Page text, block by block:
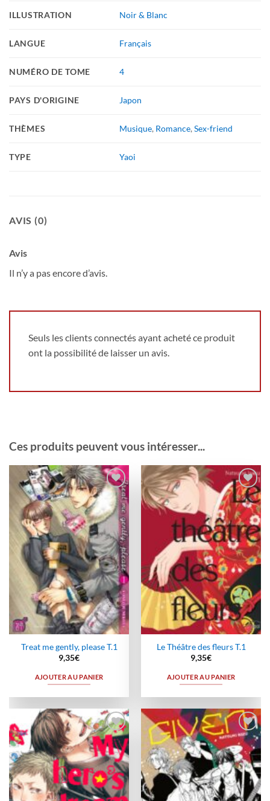
ILLUSTRATION Noir & Blanc
LANGUE Français
NUMÉRO DE TOME 4
PAYS D'ORIGINE Japon
THÈMES Musique, Romance,Sex-friend
TYPE Yaoi
AVIS (0)
Avis
Il n’y a pas encore d’avis.
Seuls les clients connectés ayant acheté ce produit
ont la possibilité de laisser un avis.
Ces produits peuvent vous intéresser...
Ajouter
à la
wishlist
Treat me gently, please T.1
9,35€
AJOUTER AU PANIER
Ajouter
à la
wishlist
Le Théâtre des fleurs T.1
9,35€
AJOUTER AU PANIER
Ajouter
à la
wishlist
Ajouter
à la
wishlist